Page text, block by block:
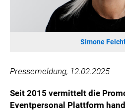
HANNERSBERG
WILHELM-EXNER-MEDAILLEN STIFTUNG
ADMIRAL SPORTWETTEN
ANNEMARIE CHARITY
IMPERIAL MARKETS
TRÄGERVEREIN EINWEGPFAND
Simone
Pressemeldung, 12.02.2025
Seit 2015 vermittelt die
Eventpersonal Plattform